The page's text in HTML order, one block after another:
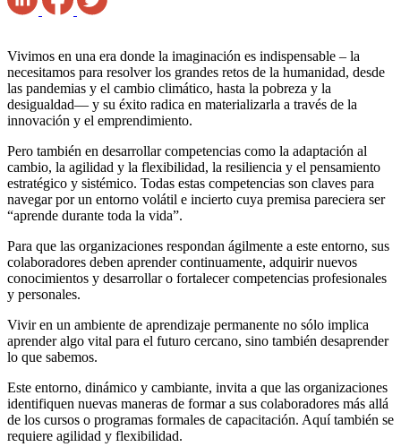
Vivimos en una era donde la imaginación es indispensable – la
necesitamos para resolver los grandes retos de la humanidad, desde
las pandemias y el cambio climático, hasta la pobreza y la
desigualdad— y su éxito radica en materializarla a través de la
innovación y el emprendimiento.
Pero también en desarrollar competencias como la adaptación al
cambio, la agilidad y la flexibilidad, la resiliencia y el pensamiento
estratégico y sistémico. Todas estas competencias son claves para
navegar porun entorno volátil e incierto cuya premisa pareciera ser
“aprende durante toda la vida”.
Para que las organizaciones respondan ágilmente a este entorno, sus
colaboradores deben aprendercontinuamente, adquirir nuevos
conocimientos y desarrollar o fortalecercompetencias profesionales
y personales.
Vivir en un ambiente de aprendizaje permanente no sólo implica
aprender algo vital para el futuro cercano, sino también desaprender
lo que sabemos.
Este entorno, dinámico y cambiante, invita a que las organizaciones
identifiquen nuevas maneras de formar a sus colaboradores más allá
de los cursos o programas formales de capacitación. Aquí también se
requiere agilidad y flexibilidad.